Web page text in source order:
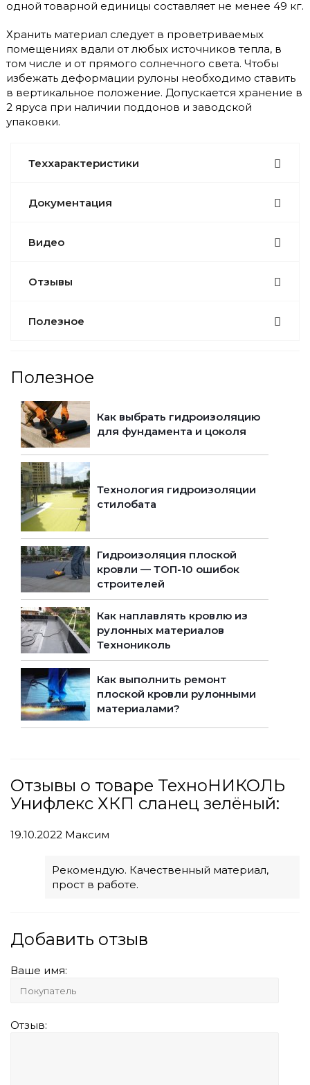
одной товарной единицы составляет не менее 49 кг.
Хранить материал следует в проветриваемых
помещениях вдали от любых источников тепла, в
том числе и от прямого солнечного света. Чтобы
избежать деформации рулоны необходимо ставить
в вертикальное положение. Допускается хранение в
2 яруса при наличии поддонов и заводской
упаковки.
Теххарактеристики
Документация
Видео
Отзывы
Полезное
Полезное
Как выбрать гидроизоляцию
для фундамента и цоколя
Технология гидроизоляции
стилобата
Гидроизоляция плоской
кровли — ТОП-10 ошибок
строителей
Как наплавлять кровлю из
рулонных материалов
Технониколь
Как выполнить ремонт
плоской кровли рулонными
материалами?
Отзывы о товаре ТехноНИКОЛЬ
Унифлекс ХКП сланец зелёный:
19.10.2022 Максим
Рекомендую. Качественный материал,
прост в работе.
Добавить отзыв
Ваше имя:
Отзыв: